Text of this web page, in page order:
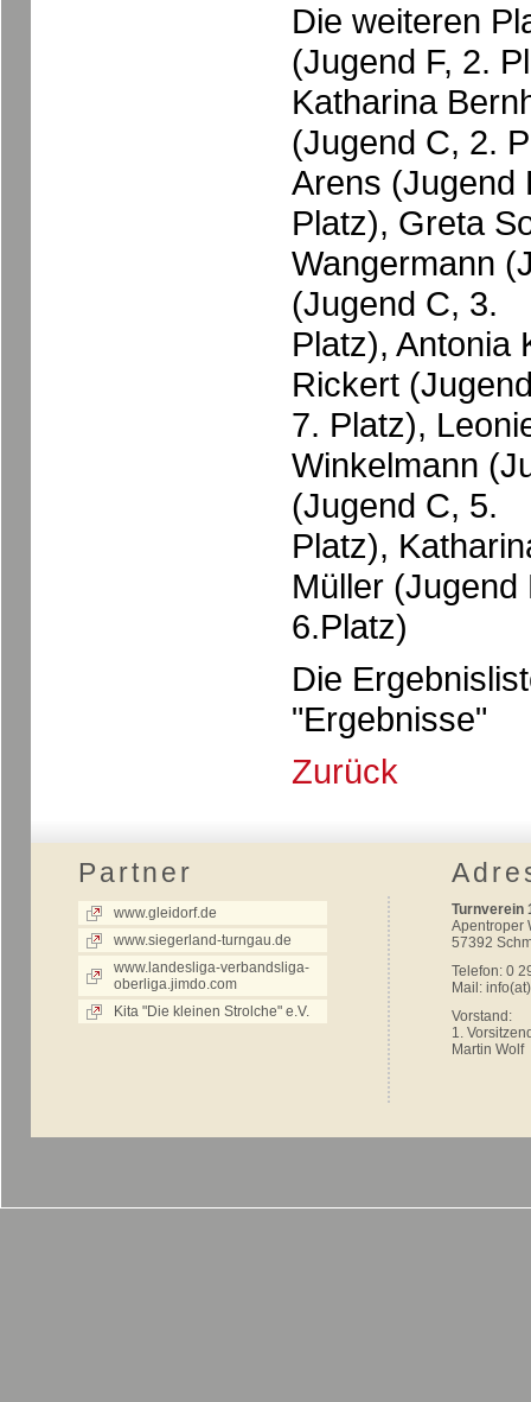
Die weiteren
(Jugend F, 2.
Katharina
(Jugend C, 2.
Arens (Jugend
Platz), Greta
Wangermann
(Jugend C, 3.
Platz), Antonia
Rickert
7. Platz),
Winkelmann
(Jugend C, 5.
Platz),
Müller
6.Platz)
Die
"Ergebnisse"
Zurück
Partner
www.gleidorf.de
www.siegerland-turngau.de
www.landesliga-verbandsliga-
oberliga.jimdo.com
Kita "Die kleinen Strolche" e.V.
Turnverein
Apentroper
57392
Telefon: 0
Mail:
Vorstand:
1.
Martin Wolf